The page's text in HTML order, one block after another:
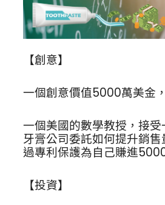
【創意】
一個創意價值5000萬美金
一個美國的數學教授，接
牙膏公司委託如何提升銷
過專利保護為自己賺進
【投資】